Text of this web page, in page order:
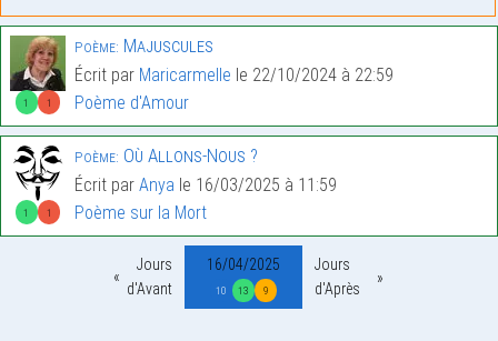
1 1
Poème: Majuscules
Écrit par Maricarmelle le 22/10/2024 à 22:59
Poème d'Amour
1 1
Poème: Où Allons-Nous ?
Écrit par Anya le 16/03/2025 à 11:59
Poème sur la Mort
Jours
d'Avant
16/04/2025
10 13 9
Jours
d'Après